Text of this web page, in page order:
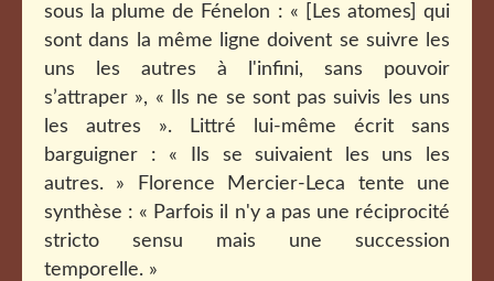
sous la plume de Fénelon : « [Les atomes] qui
sont dans la même ligne doivent se suivre les
uns les autres à l'infini, sans pouvoir
s’attraper », « Ils ne se sont pas suivis les uns
les autres ». Littré lui-même écrit sans
barguigner : « Ils se suivaient les uns les
autres. » Florence Mercier-Leca tente une
synthèse : « Parfois il n'y a pas une réciprocité
stricto sensu mais une succession
temporelle. »